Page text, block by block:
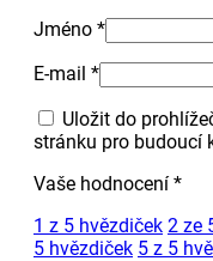
Jméno *
E-mail *
Uložit do
stránku pro budoucí
Vaše hodnocení *
1 z 5 hvězdiček 2 ze
5 hvězdiček 5 z 5